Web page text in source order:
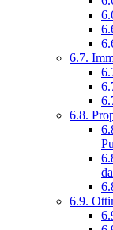
6.7.
6.8.
6.9.